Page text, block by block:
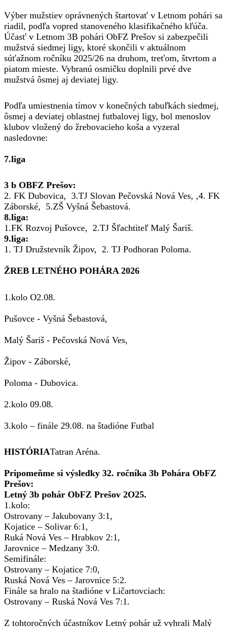
Výber mužstiev oprávnených štartovať v Letnom pohári sa
riadil, podľa vopred stanoveného klasifikačného kľúča.
Účasť v Letnom 3B pohári ObFZ Prešov si zabezpečili
mužstvá siedmej ligy, ktoré skončili v aktuálnom
súťažnom ročníku 2025/26 na druhom, treťom, štvrtom a
piatom mieste. Vybranú osmičku doplnili prvé dve
mužstvá ôsmej aj deviatej ligy.
Podľa umiestnenia tímov v konečných tabuľkách siedmej,
ôsmej a deviatej oblastnej futbalovej ligy, bol menoslov
klubov vložený do žrebovacieho koša a vyzeral
nasledovne:
7.liga
3 b OBFZ Prešov:
2. FK Dubovica, 3.TJ Slovan Pečovská Nová Ves, ,4. FK
Záborské, 5.ZŠ Vyšná Šebastová.
8.liga:
1.FK Rozvoj Pušovce, 2.TJ Šľachtiteľ Malý Šariš.
9.liga:
1. TJ Družstevník Žipov, 2. TJ Podhoran Poloma.
ŽREB LETNÉHO POHÁRA 2026
1.kolo O2.08.
Pušovce - Vyšná Šebastová,
Malý Šariš - Pečovská Nová Ves,
Žipov - Záborské,
Poloma - Dubovica.
2.kolo 09.08.
3.kolo – finále 29.08. na štadióne Futbal
HISTÓRIATatran Aréna.
Pripomeňme si výsledky 32. ročníka 3b Pohára ObFZ
Prešov:
Letný 3b pohár ObFZ Prešov 2O25.
1.kolo:
Ostrovany – Jakubovany 3:1,
Kojatice – Solivar 6:1,
Ruká Nová Ves – Hrabkov 2:1,
Jarovnice – Medzany 3:0.
Semifinále:
Ostrovany – Kojatice 7:0,
Ruská Nová Ves – Jarovnice 5:2.
Finále sa hralo na štadióne v Ličartovciach:
Ostrovany – Ruská Nová Ves 7:1.
Z tohtoročných účastníkov Letný pohár už vyhrali Malý